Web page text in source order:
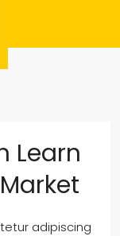
Learn
adipiscing